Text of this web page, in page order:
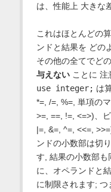
は、性能上 大きな
これはほとんどの
ンドと結果を どの
その他の全てでど
与えないことに 注
use integer; は
*=, /=, %=, 単項の
>=, ==, !=, <=>)、
|=, &=, ^=, <<=,
ンドの小数部は切
す, 結果の小数部も
に、オペランドと
に制限されます;